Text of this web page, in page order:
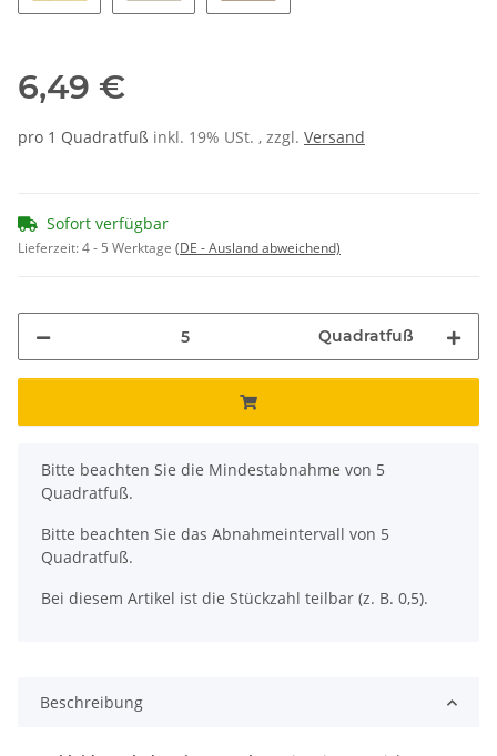
6,49 €
pro 1 Quadratfuß inkl. 19% USt. , zzgl. Versand
Sofort verfügbar
Lieferzeit:4 - 5 Werktage (DE - Ausland abweichend)
Quadratfuß
x
Bitte beachten Sie die Mindestabnahme von 5
Quadratfuß.
Bitte beachten Sie das Abnahmeintervall von 5
Quadratfuß.
Bei diesem Artikel ist die Stückzahl teilbar (z. B. 0,5).
Beschreibung